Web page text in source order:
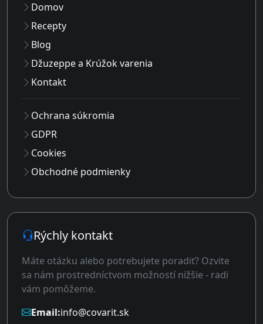
Domov
Recepty
Blog
Džuzeppe a Krúžok varenia
Kontakt
Ochrana súkromia
GDPR
Cookies
Obchodné podmienky
Rýchly kontakt
Máte otázku alebo potrebujete poradiť? Ozvite
sa nám prostredníctvom možností nižšie - radi
vám pomôžeme.
Email:info@covarit.sk